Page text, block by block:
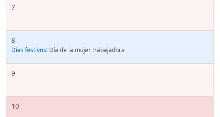
7
8
Días festivos: Día de la mujer trabajadora
9
10